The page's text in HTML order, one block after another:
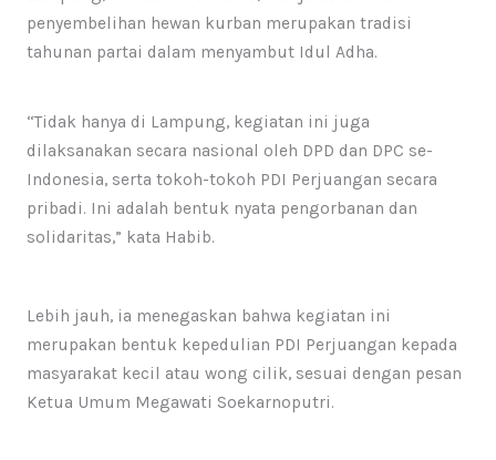
penyembelihan hewan kurban merupakan tradisi
tahunan partai dalam menyambut Idul Adha.
“Tidak hanya di Lampung, kegiatan ini juga
dilaksanakan secara nasional oleh DPD dan DPC se-
Indonesia, serta tokoh-tokoh PDI Perjuangan secara
pribadi. Ini adalah bentuk nyata pengorbanan dan
solidaritas,” kata Habib.
Lebih jauh, ia menegaskan bahwa kegiatan ini
merupakan bentuk kepedulian PDI Perjuangan kepada
masyarakat kecil atau wong cilik, sesuai dengan pesan
Ketua Umum Megawati Soekarnoputri.